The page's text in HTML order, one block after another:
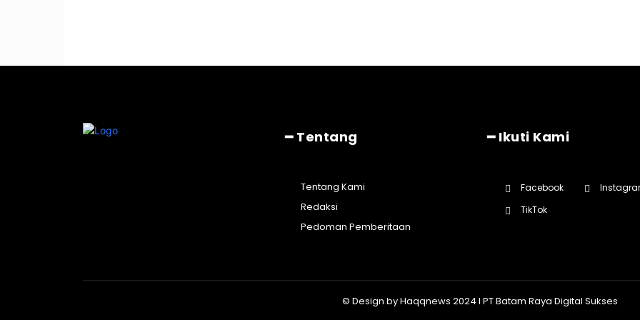
━ Tentang
Tentang Kami
Redaksi
Pedoman Pemberitaan
━ Ikuti Kami
Facebook
TikTok
© Design by Haqqnews 2024 I PT Batam Raya Digital Sukses